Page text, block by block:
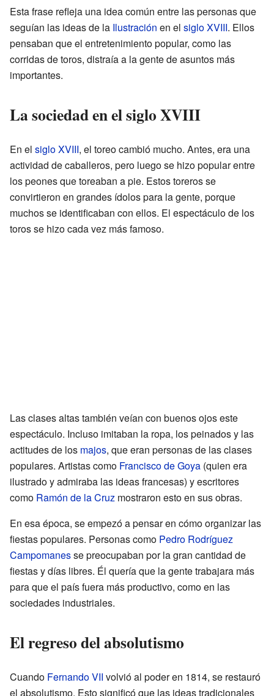
Esta frase refleja una idea común entre las personas que
seguían las ideas de la Ilustración en el siglo XVIII. Ellos
pensaban que el entretenimiento popular, como las
corridas de toros, distraía a la gente de asuntos más
importantes.
La sociedad en el siglo XVIII
En el siglo XVIII, el toreo cambió mucho. Antes, era una
actividad de caballeros, pero luego se hizo popular entre
los peones que toreaban a pie. Estos toreros se
convirtieron en grandes ídolos para la gente, porque
muchos se identificaban con ellos. El espectáculo de los
toros se hizo cada vez más famoso.
Las clases altas también veían con buenos ojos este
espectáculo. Incluso imitaban la ropa, los peinados y las
actitudes de los majos, que eran personas de las clases
populares. Artistas como Francisco de Goya (quien era
ilustrado y admiraba las ideas francesas) y escritores
como Ramón de la Cruz mostraron esto en sus obras.
En esa época, se empezó a pensar en cómo organizar las
fiestas populares. Personas como Pedro Rodríguez
Campomanesse preocupaban por la gran cantidad de
fiestas y días libres. Él quería que la gente trabajara más
para que el país fuera más productivo, como en las
sociedades industriales.
El regreso del absolutismo
Cuando Fernando VII volvió al poder en 1814, se restauró
el absolutismo. Esto significó que las ideas tradicionales